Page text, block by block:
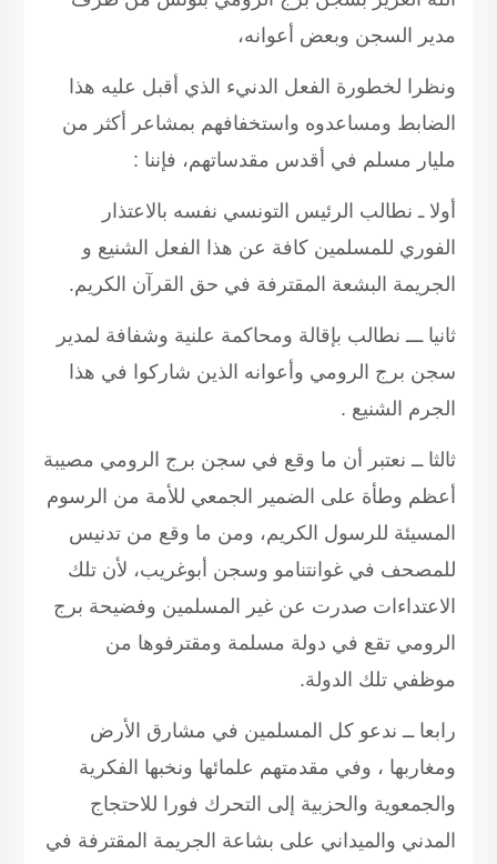
مدير السجن وبعض أعوانه،
ونظرا لخطورة الفعل الدنيء الذي أقبل عليه هذا
الضابط ومساعدوه واستخفافهم بمشاعر أكثر من
مليار مسلم في أقدس مقدساتهم، فإننا :
أولا ـ نطالب الرئيس التونسي نفسه بالاعتذار
الفوري للمسلمين كافة عن هذا الفعل الشنيع و
الجريمة البشعة المقترفة في حق القرآن الكريم.
ثانيا ـــ نطالب بإقالة ومحاكمة علنية وشفافة لمدير
سجن برج الرومي وأعوانه الذين شاركوا في هذا
الجرم الشنيع .
ثالثا ــ نعتبر أن ما وقع في سجن برج الرومي مصيبة
أعظم وطأة على الضمير الجمعي للأمة من الرسوم
المسيئة للرسول الكريم، ومن ما وقع من تدنيس
للمصحف في غوانتنامو وسجن أبوغريب، لأن تلك
الاعتداءات صدرت عن غير المسلمين وفضيحة برج
الرومي تقع في دولة مسلمة ومقترفوها من
موظفي تلك الدولة.
رابعا ــ ندعو كل المسلمين في مشارق الأرض
ومغاربها ، وفي مقدمتهم علمائها ونخبها الفكرية
والجمعوية والحزبية إلى التحرك فورا للاحتجاج
المدني والميداني على بشاعة الجريمة المقترفة في